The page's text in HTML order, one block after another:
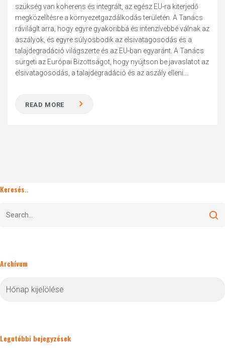
szükség van koherens és integrált, az egész EU-ra kiterjedő
megközelítésre a környezetgazdálkodás területén. A Tanács
rávilágít arra, hogy egyre gyakoribbá és intenzívebbé válnak az
aszályok, és egyre súlyosbodik az elsivatagosodás és a
talajdegradáció világszerte és az EU-ban egyaránt. A Tanács
sürgeti az Európai Bizottságot, hogy nyújtson be javaslatot az
elsivatagosodás, a talajdegradáció és az aszály elleni...
READ MORE
Keresés..
Archívum
Legutóbbi bejegyzések